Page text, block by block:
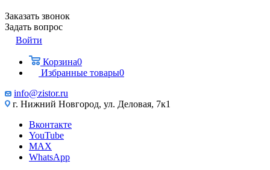
Заказать звонок
Задать вопрос
Войти
Корзина0
Избранные товары0
info@zistor.ru
г. Нижний Новгород, ул. Деловая, 7к1
Вконтакте
YouTube
MAX
WhatsApp